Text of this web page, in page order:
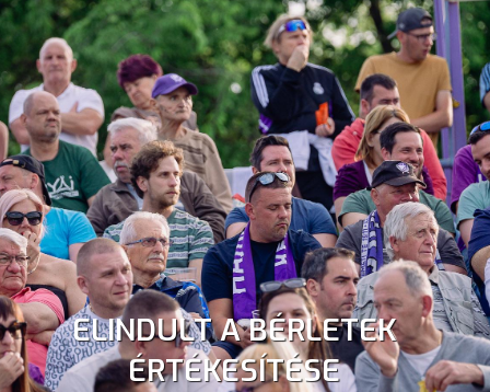
ELINDULT A BÉRLETEK
ÉRTÉKESÍTÉSE